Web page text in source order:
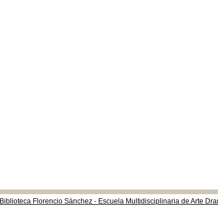
Biblioteca Florencio Sànchez - Escuela Multidisciplinaria de Arte